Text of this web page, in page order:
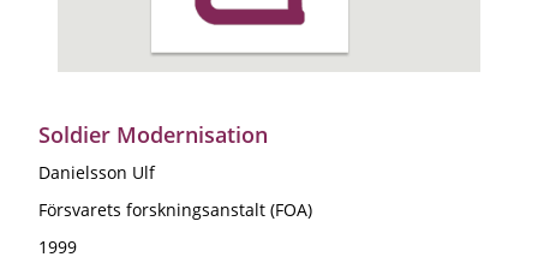
Soldier Modernisation
Danielsson Ulf
Försvarets forskningsanstalt (FOA)
1999